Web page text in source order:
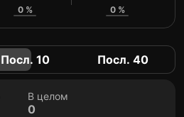
0 % 0 %
Посл. 10 Посл. 40
В целом
0